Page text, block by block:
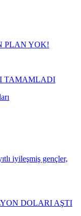
PLAN YOK!
TAMAMLADI
iyileşmiş gençler,
DOLARI AŞTI